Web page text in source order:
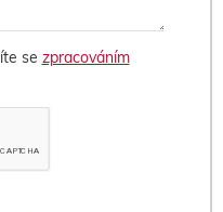
se zpracováním